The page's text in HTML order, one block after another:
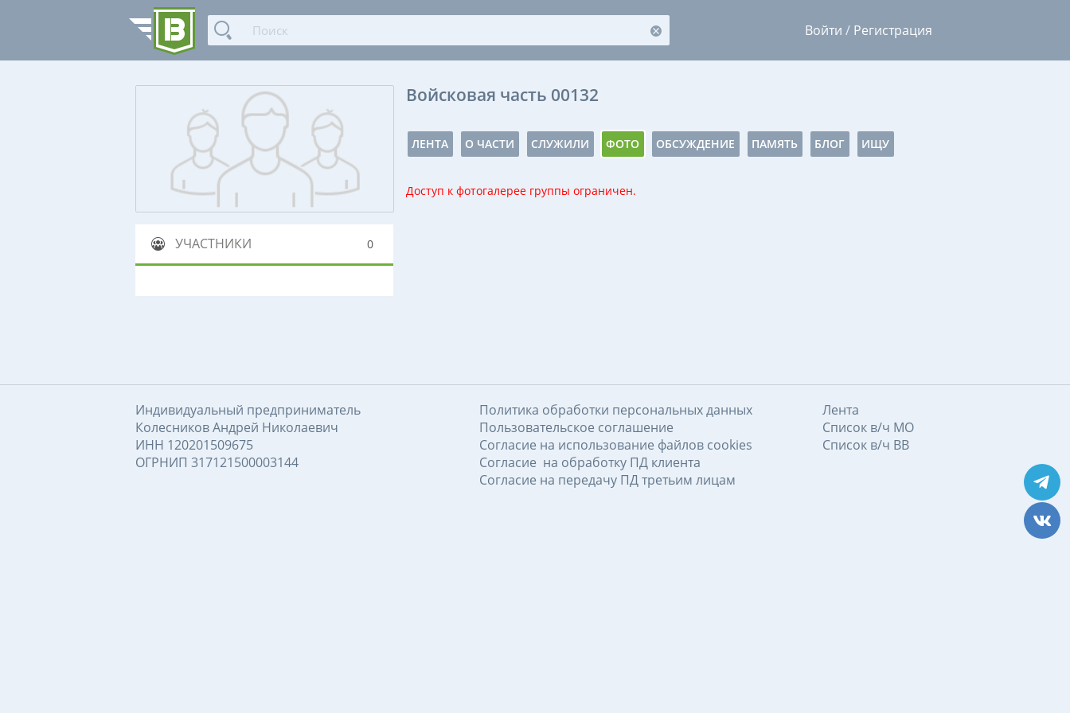
Войти / Регистрация
УЧАСТНИКИ 0
Войсковая часть 00132
ЛЕНТА О ЧАСТИ СЛУЖИЛИ ФОТО ОБСУЖДЕНИЕ ПАМЯТЬ БЛОГ ИЩУ
Доступ к фотогалерее группы ограничен.
Индивидуальный предприниматель
Колесников Андрей Николаевич
ИНН 120201509675
ОГРНИП 317121500003144
Политика обработки персональных данных
Пользовательское соглашение
Согласие на использование файлов cookies
Согласие на обработку ПД клиента
Согласие на передачу ПД третьим лицам
Лента
Список в/ч МО
Список в/ч ВВ